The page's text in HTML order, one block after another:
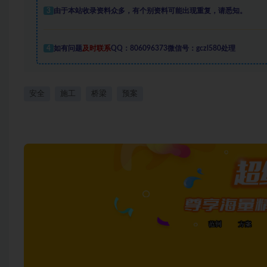
3 由于本站收录资料众多，有个别资料可能出现重复，请悉知。
4 如有问题及时联系QQ：806096373微信号：gczl580处理
安全 施工 桥梁 预案